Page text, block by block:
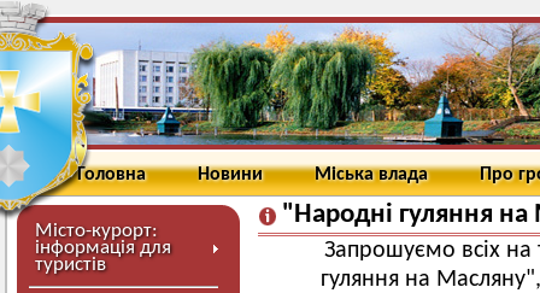
Головна Новини Міська влада Про
Місто-курорт:
інформація для
туристів
"Народні гуляння
Запрошуємо всіх на
гуляння на